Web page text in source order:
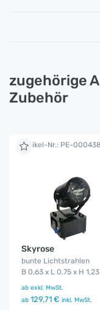
zugehörige
Zubehör
Artikel-Nr.: PE-000438
Skyrose
bunte Lichtstrahlen
B 0,63 x L 0,75 x H
ab exkl. MwSt.
ab 129,71 € inkl. MwSt.